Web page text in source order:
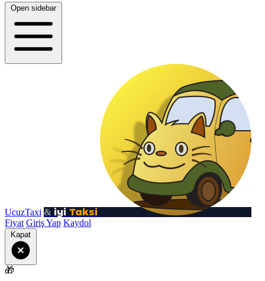
Open sidebar
UcuzTaxi & iyi Taksi
Fiyat Giriş Yap Kaydol
Kapat
🎁